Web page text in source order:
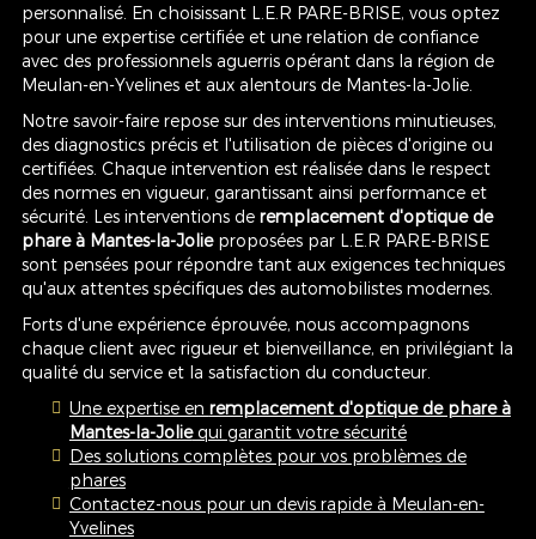
personnalisé. En choisissant L.E.R PARE-BRISE, vous optez
pour une expertise certifiée et une relation de confiance
avec des professionnels aguerris opérant dans la région de
Meulan-en-Yvelines et aux alentours de Mantes-la-Jolie.
Notre savoir-faire repose sur des interventions minutieuses,
des diagnostics précis et l'utilisation de pièces d'origine ou
certifiées. Chaque intervention est réalisée dans le respect
des normes en vigueur, garantissant ainsi performance et
sécurité. Les interventions de remplacement d'optique de
phare à Mantes-la-Jolieproposées par L.E.R PARE-BRISE
sont pensées pour répondre tant aux exigences techniques
qu'aux attentes spécifiques des automobilistes modernes.
Forts d'une expérience éprouvée, nous accompagnons
chaque client avec rigueur et bienveillance, en privilégiant la
qualité du service et la satisfaction du conducteur.
Une expertise en remplacement d'optique de phare à
Mantes-la-Joliequi garantit votre sécurité
Des solutions complètes pour vos problèmes de
phares
Contactez-nous pour un devis rapide à Meulan-en-
Yvelines